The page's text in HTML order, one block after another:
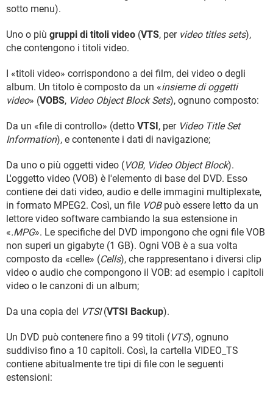
sotto menu).
Uno o più gruppi di titoli video (VTS, per video titles sets),
che contengono i titoli video.
I «titoli video» corrispondono a dei film, dei video o degli
album. Un titolo è composto da un «insieme di oggetti
video» (VOBS, Video Object Block Sets), ognuno composto:
Da un «file di controllo» (detto VTSI, per Video Title Set
Information), e contenente i dati di navigazione;
Da uno o più oggetti video (VOB, Video Object Block).
L'oggetto video (VOB) è l'elemento di base del DVD. Esso
contiene dei dati video, audio e delle immagini multiplexate,
in formato MPEG2. Così, un file VOBpuò essere letto da un
lettore video software cambiando la sua estensione in
«.MPG». Le specifiche del DVD impongono che ogni file VOB
non superi un gigabyte (1 GB). Ogni VOB è a sua volta
composto da «celle» (Cells), che rappresentano i diversi clip
video o audio che compongono il VOB: ad esempio i capitoli
video o le canzoni di un album;
Da una copia del VTSI(VTSI Backup).
Un DVD può contenere fino a 99 titoli (VTS), ognuno
suddiviso fino a 10 capitoli. Così, la cartella VIDEO_TS
contiene abitualmente tre tipi di file con le seguenti
estensioni: